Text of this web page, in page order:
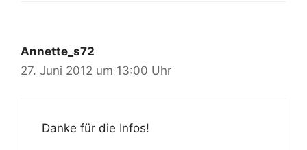
Annette_s72
27. Juni 2012 um 13:00 Uhr
Danke für die Infos!